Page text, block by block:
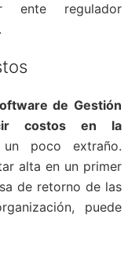
ente regulador
de Gestión
costos en la
poco extraño.
alta en un primer
de retorno de las
puede